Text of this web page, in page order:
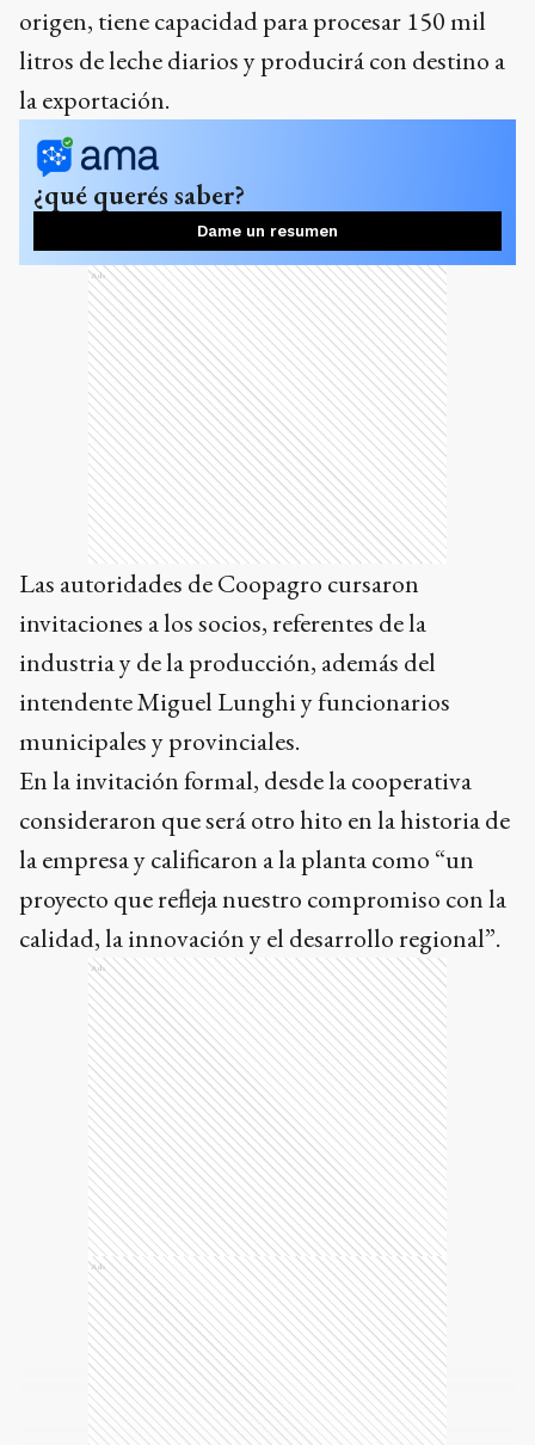
origen, tiene capacidad para procesar 150 mil
litros de leche diarios y producirá con destino a
la exportación.
¿qué querés saber?
Dame un resumen
Ads
Las autoridades de Coopagro cursaron
invitaciones a los socios, referentes de la
industria y de la producción, además del
intendente Miguel Lunghi y funcionarios
municipales y provinciales.
En la invitación formal, desde la cooperativa
consideraron que será otro hito en la historia de
la empresa y calificaron a la planta como “un
proyecto que refleja nuestro compromiso con la
calidad, la innovación y el desarrollo regional”.
Ads
Ads